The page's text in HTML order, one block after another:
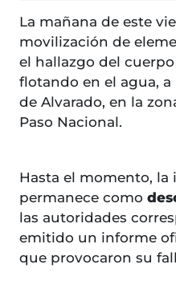
La mañana de este
movilización de
el hallazgo del
flotando en el agua,
de Alvarado, en la
Paso Nacional.
Hasta el momento,
permanece como
las autoridades
emitido un informe
que provocaron su